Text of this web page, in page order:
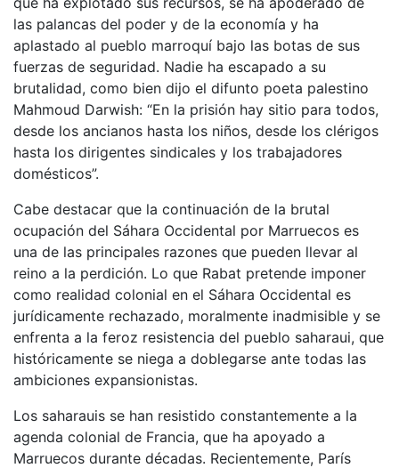
las palancas del poder y de la economía y ha
aplastado al pueblo marroquí bajo las botas de sus
fuerzas de seguridad. Nadie ha escapado a su
brutalidad, como bien dijo el difunto poeta palestino
Mahmoud Darwish: “En la prisión hay sitio para todos,
desde los ancianos hasta los niños, desde los clérigos
hasta los dirigentes sindicales y los trabajadores
domésticos”.
Cabe destacar que la continuación de la brutal
ocupación del Sáhara Occidental por Marruecos es
una de las principales razones que pueden llevar al
reino a la perdición. Lo que Rabat pretende imponer
como realidad colonial en el Sáhara Occidental es
jurídicamente rechazado, moralmente inadmisible y se
enfrenta a la feroz resistencia del pueblo saharaui, que
históricamente se niega a doblegarse ante todas las
ambiciones expansionistas.
Los saharauis se han resistido constantemente a la
agenda colonial de Francia, que ha apoyado a
Marruecos durante décadas. Recientemente, París